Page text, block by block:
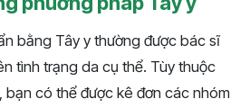
bằng Tây y thường được bác sĩ
tình trạng da cụ thể. Tùy thuộc
bạn có thể được kê đơn các nhóm